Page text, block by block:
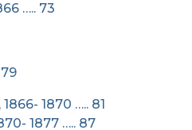
….. 73
1870 ….. 81
1877 ….. 87